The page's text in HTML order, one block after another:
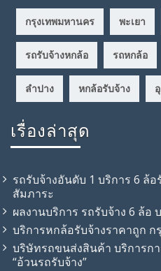
กรุงเทพมหานคร พะเยา
รถรับจ้างหกล้อ รถหกล้อ
ลำปาง หกล้อรับจ้าง
เรื่องล่าสุด
รถรับจ้างอันดับ 1 บริการ 6 ล้
สัมภาระ
ผลงานบริการ รถรับจ้าง 6 ล้อ
บริการหกล้อรับจ้างราคาถูก ก
บริษัทรถขนส่งสินค้า บริการก
“อ้วนรถรับจ้าง”